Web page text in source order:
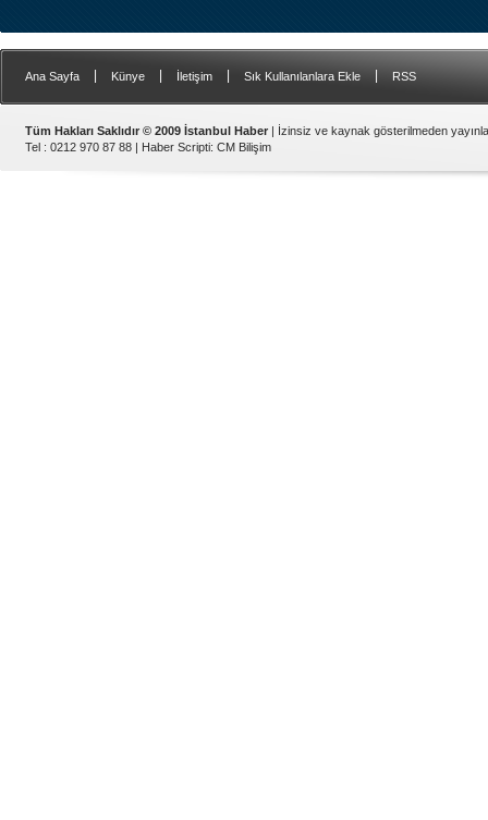
Ana Sayfa Künye İletişim Sık Kullanılanlara Ekle RSS
Tüm Hakları Saklıdır © 2009 İstanbul Haber | İzinsiz ve kaynak gösterilmeden
Tel : 0212 970 87 88 | Haber Scripti: CM Bilişim